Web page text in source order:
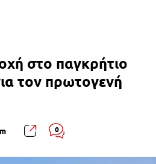
στο παγκρήτιο
τον πρωτογενή
0